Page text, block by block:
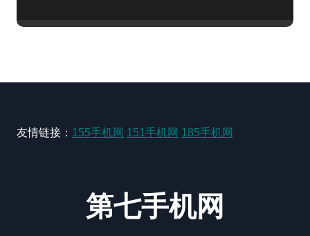
友情链接： 155手机网 151手机网 185手机网
第七手机网